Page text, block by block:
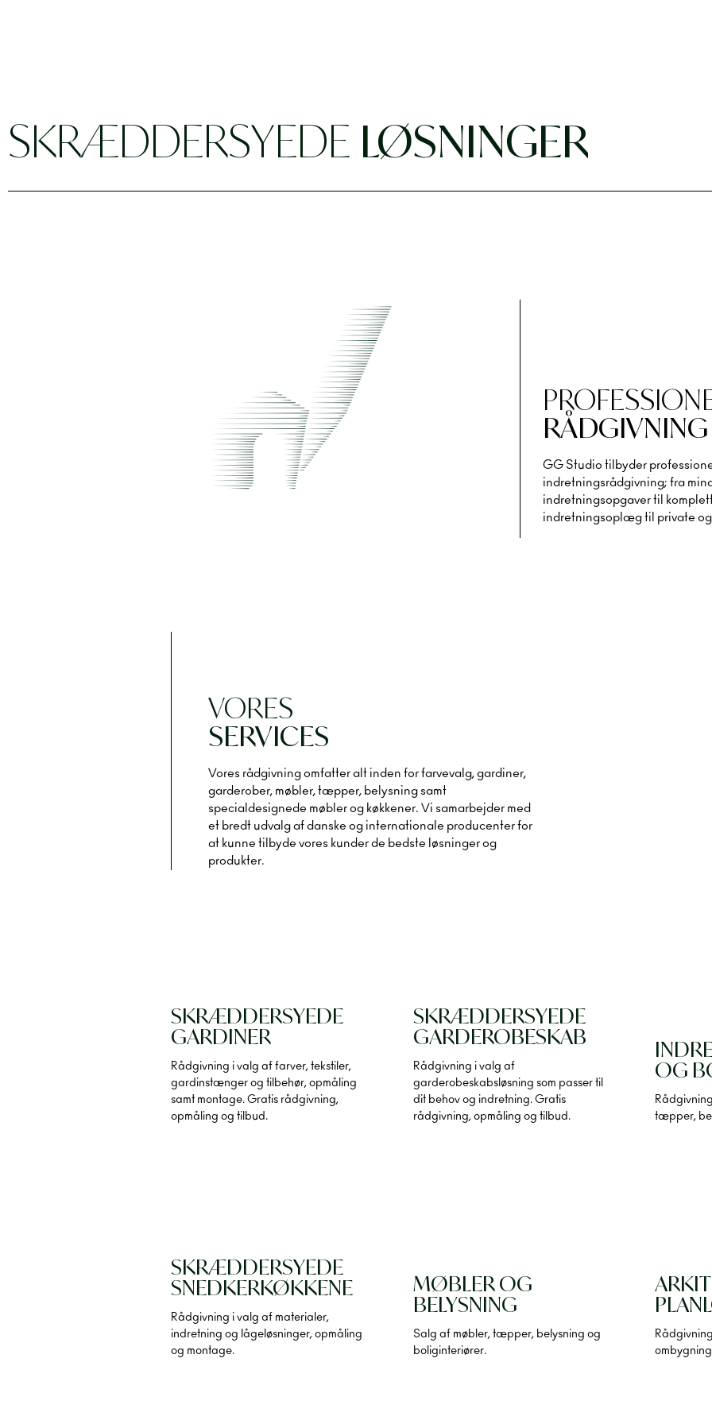
SKRÆDDERSYEDE LØSNINGER
RÅDGIVNING
GG Studio tilbyder
indretningsrådgivning; fra
indretningsopgaver til
indretningsoplæg til private og
VORES
SERVICES
Vores rådgivning omfatter alt inden for farvevalg, gardiner,
garderober, møbler, tæpper, belysning samt
specialdesignede møbler og køkkener. Vi samarbejder med
et bredt udvalg af danske og internationale producenter for
at kunne tilbyde vores kunder de bedste løsninger og
produkter.
SKRÆDDERSYEDE
GARDINER
Rådgivning i valg af farver, tekstiler,
gardinstænger og tilbehør, opmåling
samt montage. Gratis rådgivning,
opmåling og tilbud.
SKRÆDDERSYEDE
GARDEROBESKAB
Rådgivning i valg af
garderobeskabsløsning som passer til
dit behov og indretning. Gratis
rådgivning, opmåling og tilbud.
OG
tæpper,
SKRÆDDERSYEDE
SNEDKERKØKKENE
Rådgivning i valg af materialer,
indretning og lågeløsninger, opmåling
og montage.
MØBLER OG
BELYSNING
Salg af møbler, tæpper, belysning og
boliginteriører.